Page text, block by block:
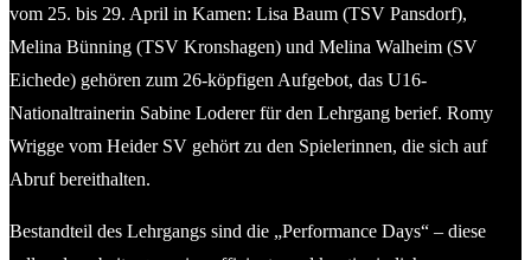
vom 25. bis 29. April in Kamen: Lisa Baum (TSV Pansdorf),
Melina Bünning (TSV Kronshagen) und Melina Walheim (SV
Eichede) gehören zum 26-köpfigen Aufgebot, das U16-
Nationaltrainerin Sabine Loderer für den Lehrgang berief. Romy
Wrigge vom Heider SV gehört zu den Spielerinnen, die sich auf
Abruf bereithalten.
Bestandteil des Lehrgangs sind die „Performance Days“ – diese